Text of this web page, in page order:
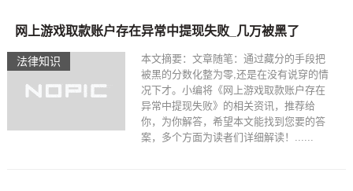
法律知识
网上游戏取款账户存在异常中提现失败_几万被黑了
本文摘要：文章随笔：通过藏分的手段把
被黑的分数化整为零,还是在没有说穿的情
况下才。小编将《网上游戏取款账户存在
异常中提现失败》的相关资讯，推荐给
你，为你解答，希望本文能找到您要的答
案，多个方面为读者们详细解读！......